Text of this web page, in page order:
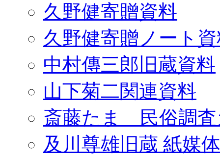
久野健寄贈資料
久野健寄贈ノート
中村傳三郎旧蔵資料
山下菊二関連資料
斎藤たま 民俗調査
及川尊雄旧蔵 紙媒